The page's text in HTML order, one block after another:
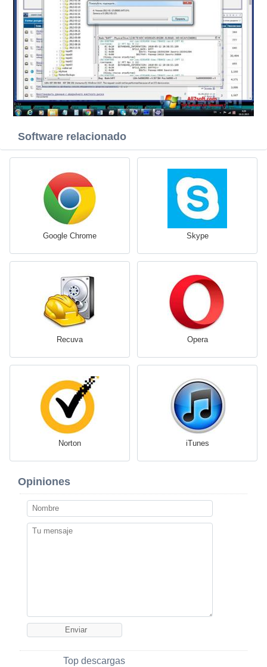
Software relacionado
Google Chrome Skype
Recuva Opera
Norton iTunes
Opiniones
Top descargas